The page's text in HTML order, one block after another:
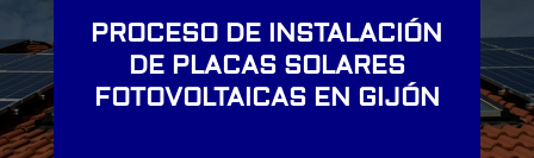
PROCESO DE INSTALACIÓN
DE PLACAS SOLARES
FOTOVOLTAICAS EN GIJÓN